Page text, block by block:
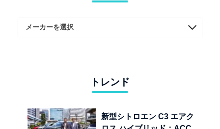
トレンド
新型シトロエン C3 エアク